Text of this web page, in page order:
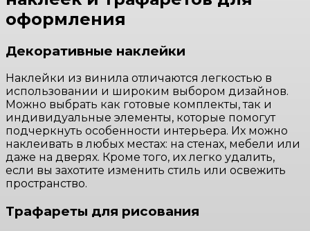
оформления
Декоративные наклейки
Наклейки из винила отличаются легкостью в
использовании и широким выбором дизайнов.
Можно выбрать как готовые комплекты, так и
индивидуальные элементы, которые помогут
подчеркнуть особенности интерьера. Их можно
наклеивать в любых местах: на стенах, мебели или
даже на дверях. Кроме того, их легко удалить,
если вы захотите изменить стиль или освежить
пространство.
Трафареты для рисования